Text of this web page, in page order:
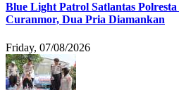
Blue Light Patrol Satlantas
Curanmor, Dua Pria Diamankan
Friday, 07/08/2026